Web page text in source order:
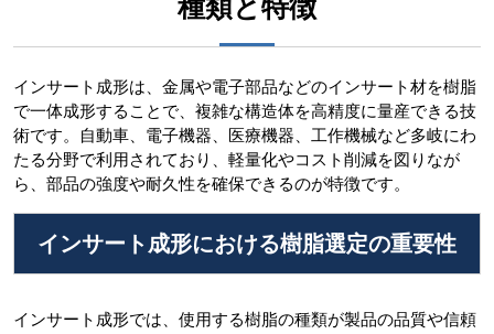
種類と特徴
インサート成形は、金属や電子部品などのインサート材を樹脂
で一体成形することで、複雑な構造体を高精度に量産できる技
術です。自動車、電子機器、医療機器、工作機械など多岐にわ
たる分野で利用されており、軽量化やコスト削減を図りなが
ら、部品の強度や耐久性を確保できるのが特徴です。
インサート成形における樹脂選定の重要性
インサート成形では、使用する樹脂の種類が製品の品質や信頼